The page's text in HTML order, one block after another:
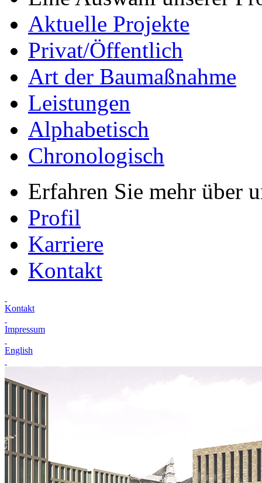
Aktuelle Projekte
Privat/Öffentlich
Art der Baumaßnahme
Leistungen
Alphabetisch
Chronologisch
Erfahren Sie mehr über
Profil
Karriere
Kontakt
Kontakt
Impressum
English